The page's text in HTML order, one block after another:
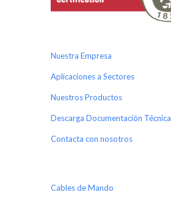
Nuestra Empresa
Aplicaciones a Sectores
Nuestros Productos
Descarga Documentación Técnica
Contacta con nosotros
Cables de Mando